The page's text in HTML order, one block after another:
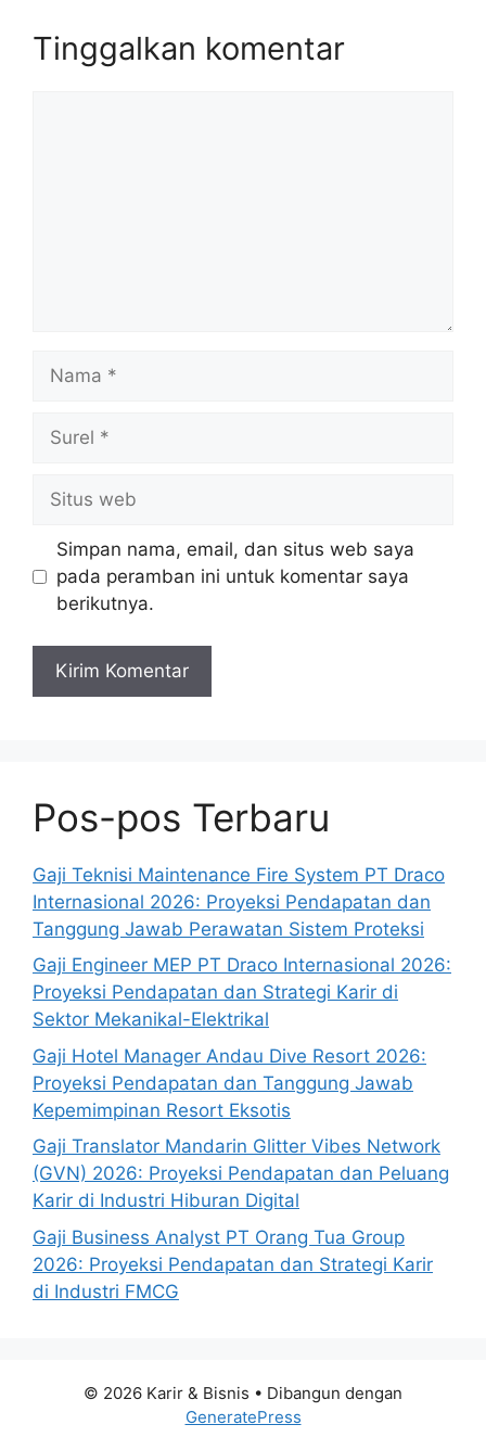
Tinggalkan komentar
Nama
Surel
Situs
web
Simpan nama, email, dan situs web saya
pada peramban ini untuk komentar saya
berikutnya.
Pos-pos Terbaru
Gaji Teknisi Maintenance Fire System PT Draco
Internasional 2026: Proyeksi Pendapatan dan
Tanggung Jawab Perawatan Sistem Proteksi
Gaji Engineer MEP PT Draco Internasional 2026:
Proyeksi Pendapatan dan Strategi Karir di
Sektor Mekanikal-Elektrikal
Gaji Hotel Manager Andau Dive Resort 2026:
Proyeksi Pendapatan dan Tanggung Jawab
Kepemimpinan Resort Eksotis
Gaji Translator Mandarin Glitter Vibes Network
(GVN) 2026: Proyeksi Pendapatan dan Peluang
Karir di Industri Hiburan Digital
Gaji Business Analyst PT Orang Tua Group
2026: Proyeksi Pendapatan dan Strategi Karir
di Industri FMCG
© 2026 Karir & Bisnis • Dibangun dengan
GeneratePress